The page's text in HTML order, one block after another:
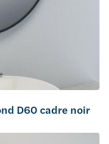
D60 cadre noir